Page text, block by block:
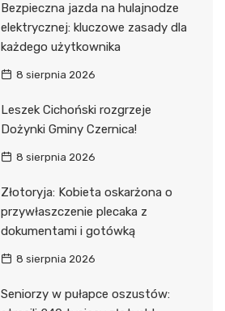
Bezpieczna jazda na hulajnodze
elektrycznej: kluczowe zasady dla
każdego użytkownika
8 sierpnia 2026
Leszek Cichoński rozgrzeje
Dożynki Gminy Czernica!
8 sierpnia 2026
Złotoryja: Kobieta oskarżona o
przywłaszczenie plecaka z
dokumentami i gotówką
8 sierpnia 2026
Seniorzy w pułapce oszustów: